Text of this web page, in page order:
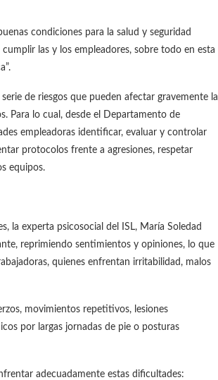
condiciones para la salud y seguridad
las y los empleadores, sobre todo en esta
de riesgos que pueden afectar gravemente la
Para lo cual, desde el Departamento de
empleadoras identificar, evaluar y controlar
protocolos frente a agresiones, respetar
equipos.
la experta psicosocial del ISL, María Soledad
reprimiendo sentimientos y opiniones, lo que
quienes enfrentan irritabilidad, malos
movimientos repetitivos, lesiones
por largas jornadas de pie o posturas
adecuadamente estas dificultades: